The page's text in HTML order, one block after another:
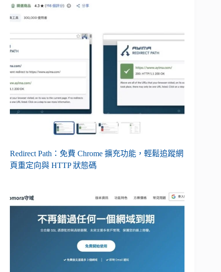
Redirect Path：免費 Chrome 擴充功能，輕鬆追蹤網
頁重定向與 HTTP 狀態碼